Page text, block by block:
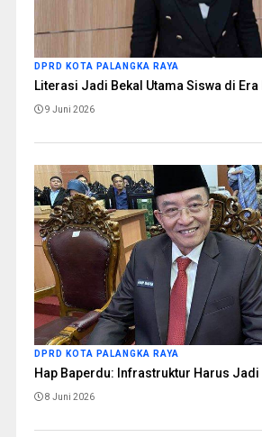
DPRD KOTA PALANGKA RAYA
Literasi Jadi Bekal Utama Siswa di Era
9 Juni 2026
DPRD KOTA PALANGKA RAYA
Hap Baperdu: Infrastruktur Harus
8 Juni 2026